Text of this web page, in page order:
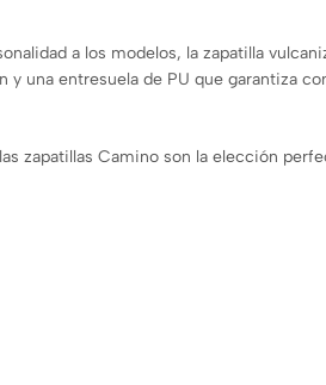
a los modelos, la zapatilla
una entresuela de PU que garantiza
zapatillas Camino son la elección